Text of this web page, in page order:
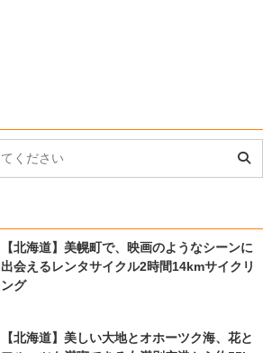
【北海道】美幌町で、映画のようなシーンに
出会えるレンタサイクル2時間14kmサイクリ
ング
【北海道】美しい大地とオホーツク海、花と